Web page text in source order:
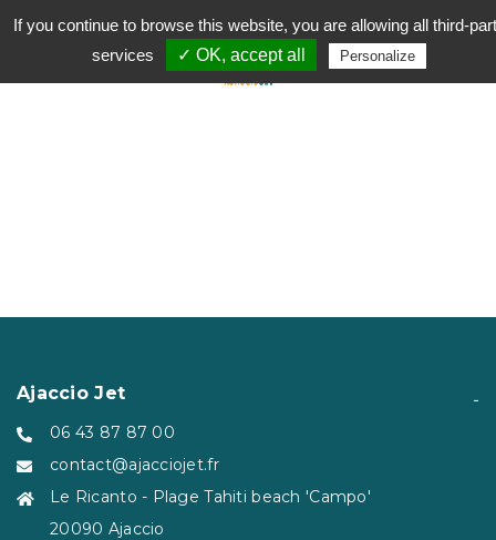
Ajaccio Jet
06 43 87 87 00
contact@ajacciojet.fr
Le Ricanto - Plage Tahiti beach 'Campo'
20090 Ajaccio
If you continue to browse this website, you are allowing all third-
services
✓ OK, accept all Personalize